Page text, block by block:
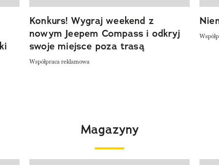
Konkurs! Wygraj weekend z
nowym Jeepem Compass i odkryj
swoje miejsce poza trasą
Współpraca reklamowa
Magazyny